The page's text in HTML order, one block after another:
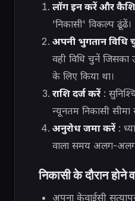
लॉग इन करें और
'निकासी' विकल्प ढूंढें।
अपनी भुगतान विधि
वही विधि चुनें
के लिए किया था।
राशि दर्ज करें:
न्यूनतम निकासी
अनुरोध जमा करें:
वाला समय अलग-
निकासी के दौरान होने
अपना केवाईसी